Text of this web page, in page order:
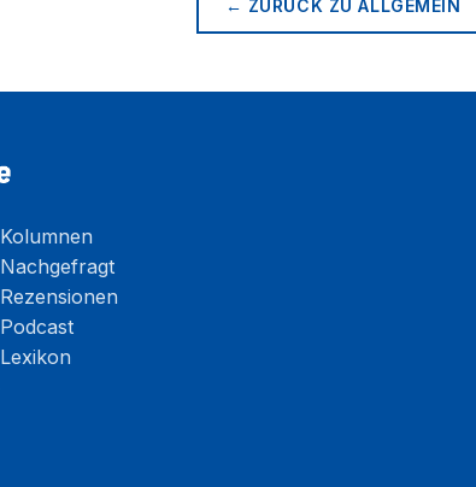
← ZURÜCK ZUALLGEMEIN
Kolumnen
Nachgefragt
Rezensionen
Podcast
Lexikon